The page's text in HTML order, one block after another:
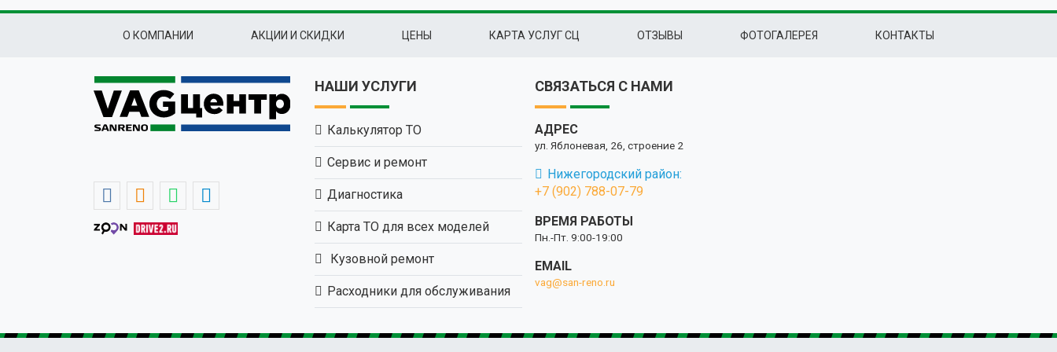
О КОМПАНИИ АКЦИИ И СКИДКИ ЦЕНЫ КАРТА УСЛУГ СЦ ОТЗЫВЫ ФОТОГАЛЕРЕЯ КОНТАКТЫ
НАШИ УСЛУГИ
Калькулятор ТО
Сервис и ремонт
Диагностика
Карта ТО для всех моделей
Кузовной ремонт
Расходники для обслуживания
СВЯЗАТЬСЯ С НАМИ
АДРЕС
ул. Яблоневая, 26, строение 2
Нижегородский район:
+7 (902) 788-07-79
ВРЕМЯ РАБОТЫ
Пн.-Пт. 9:00-19:00
EMAIL
vag@san-reno.ru